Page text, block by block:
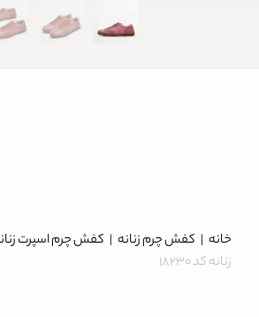
خانه | کفش چرم زنانه| کفش چرم اسپرت زنانه
زنانه کد 18230